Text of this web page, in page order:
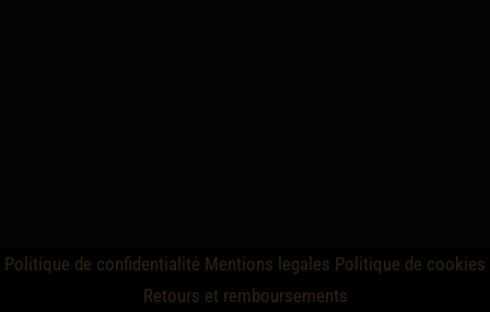
Politique de confidentialité Mentions legales Politique de cookies
Retours et remboursements